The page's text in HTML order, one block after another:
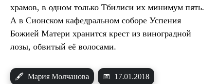
храмов, в одном только Тбилиси их минимум пять.
А в Сионском кафедральном соборе Успения
Божией Матери хранится крест из виноградной
лозы, обвитый её волосами.
🖋 Мария Молчанова 📅 17.01.2018